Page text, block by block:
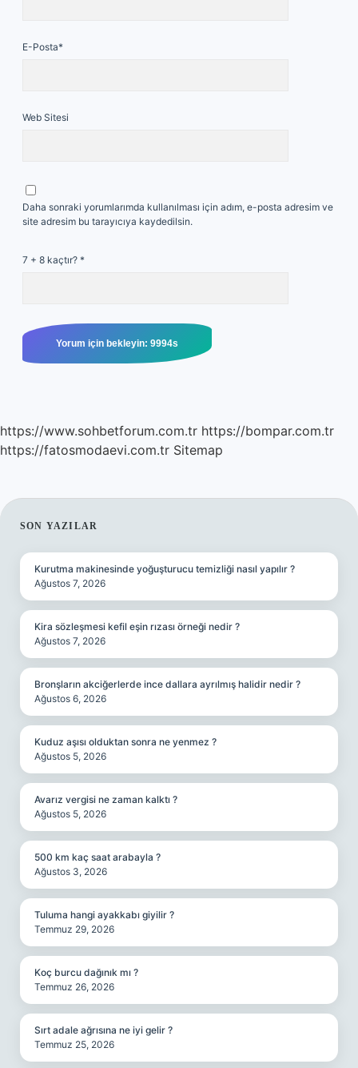
E-Posta*
Web Sitesi
Daha sonraki yorumlarımda kullanılması için adım, e-posta adresim ve
site adresim bu tarayıcıya kaydedilsin.
7 + 8 kaçtır? *
https://www.sohbetforum.com.tr https://bompar.com.tr
https://fatosmodaevi.com.tr Sitemap
SIDEBAR
SON YAZILAR
Kurutma makinesinde yoğuşturucu temizliği nasıl yapılır ?
Ağustos 7, 2026
Kira sözleşmesi kefil eşin rızası örneği nedir ?
Ağustos 7, 2026
Bronşların akciğerlerde ince dallara ayrılmış halidir nedir ?
Ağustos 6, 2026
Kuduz aşısı olduktan sonra ne yenmez ?
Ağustos 5, 2026
Avarız vergisi ne zaman kalktı ?
Ağustos 5, 2026
500 km kaç saat arabayla ?
Ağustos 3, 2026
Tuluma hangi ayakkabı giyilir ?
Temmuz 29, 2026
Koç burcu dağınık mı ?
Temmuz 26, 2026
Sırt adale ağrısına ne iyi gelir ?
Temmuz 25, 2026